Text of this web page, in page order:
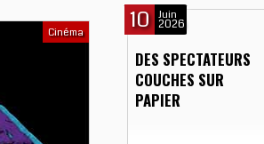
Cinéma
DES SPECTATEURS
COUCHES SUR
PAPIER
10 Juin
2026